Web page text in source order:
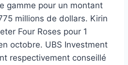
gamme pour un montant
millions de dollars. Kirin
Four Roses pour 1
octobre. UBS Investment
respectivement conseillé